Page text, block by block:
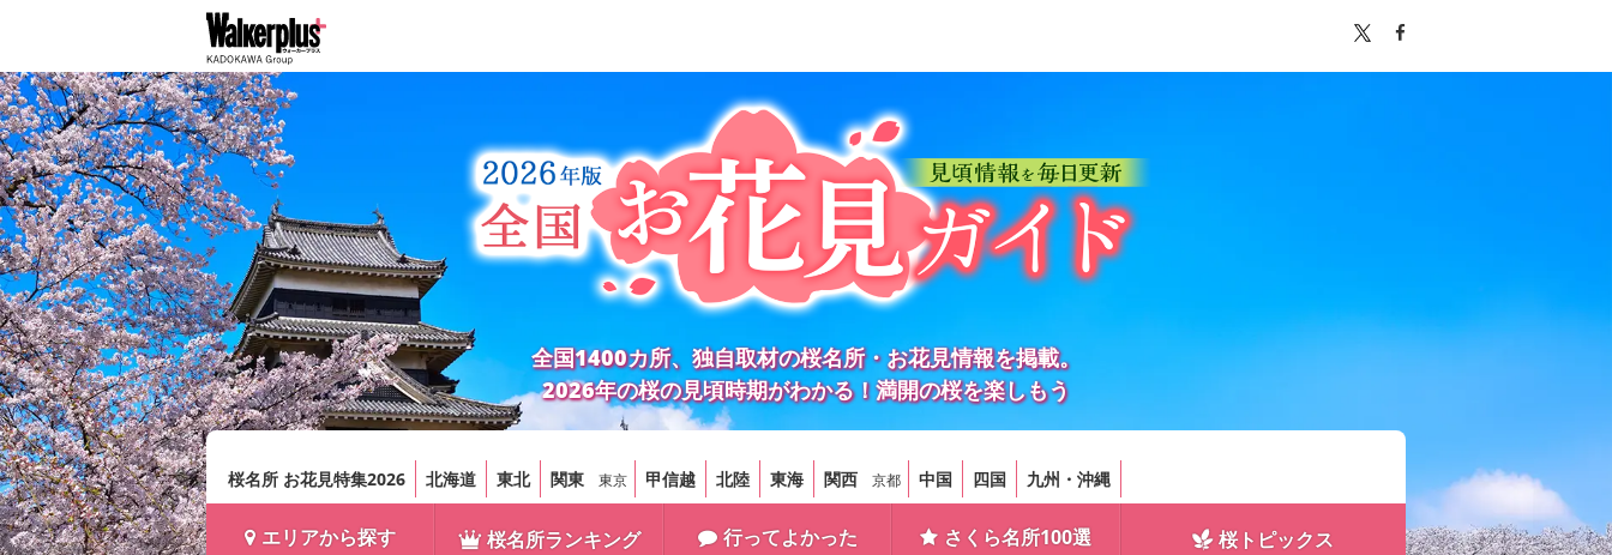
全国1400カ所、独自取材の桜名所・お花見情報を掲載。
2026年の桜の見頃時期がわかる！満開の桜を楽しもう
桜名所 お花見特集2026 北海道 東北 関東 東京 甲信越 北陸 東海 関西 京都 中国 四国 九州・沖縄
エリアから探す 桜名所ランキング 行ってよかった さくら名所100選 桜トピックス